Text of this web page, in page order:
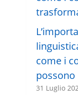
come i
31 Luglio